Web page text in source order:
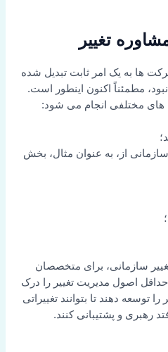
ها به یک امر ثابت تبدیل شده
مطمئناً اکنون اینطور است.
های مختلفی انجام می شود:
از، به عنوان مثال، بخش
سازمانی، برای متخصصان
اصول مدیریت تغییر را درک
توسعه دهند تا بتوانند تغییراتی
رهبری و پشتیبانی کنند.